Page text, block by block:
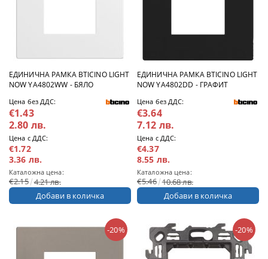
ЕДИНИЧНА РАМКА BTICINO LIGHT
NOW YA4802WW - БЯЛО
Цена без ДДС:
€1.43
2.80 лв.
Цена с ДДС:
€1.72
3.36 лв.
Каталожна цена:
€2.15 4.21 лв.
ЕДИНИЧНА РАМКА BTICINO LIGHT
NOW YA4802DD - ГРАФИТ
Цена без ДДС:
€3.64
7.12 лв.
Цена с ДДС:
€4.37
8.55 лв.
Каталожна цена:
€5.46 10.68 лв.
-20% -20%